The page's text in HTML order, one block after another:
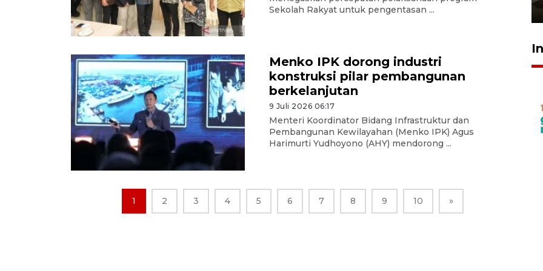
Sekolah Rakyat untuk pengentasan ...
Menko IPK dorong industri
konstruksi pilar pembangunan
berkelanjutan
9 Juli 2026 06:17
Menteri Koordinator Bidang Infrastruktur dan
Pembangunan Kewilayahan (Menko IPK) Agus
Harimurti Yudhoyono (AHY) mendorong ...
1 2 3 4 5 6 7 8 9 10 »
23 Juli 2026 14:28